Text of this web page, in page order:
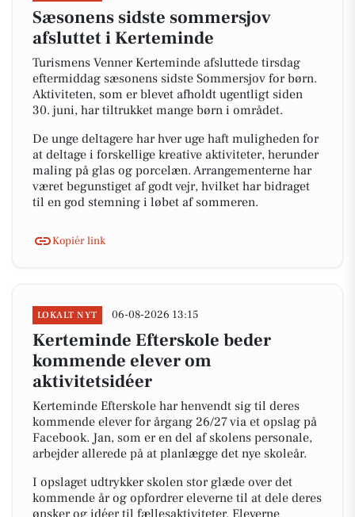
Sæsonens sidste sommersjov
afsluttet i Kerteminde
Turismens Venner Kerteminde afsluttede tirsdag
eftermiddag sæsonens sidste Sommersjov for børn.
Aktiviteten, som er blevet afholdt ugentligt siden
30. juni, har tiltrukket mange børn i området.
De unge deltagere har hver uge haft muligheden for
at deltage i forskellige kreative aktiviteter, herunder
maling på glas og porcelæn. Arrangementerne har
været begunstiget af godt vejr, hvilket har bidraget
til en god stemning i løbet af sommeren.
Kopiér link
LOKALT NYT 06-08-2026 13:15
Kerteminde Efterskole beder
kommende elever om
aktivitetsidéer
Kerteminde Efterskole har henvendt sig til deres
kommende elever for årgang 26/27 via et opslag på
Facebook. Jan, som er en del af skolens personale,
arbejder allerede på at planlægge det nye skoleår.
I opslaget udtrykker skolen stor glæde over det
kommende år og opfordrer eleverne til at dele deres
ønsker og idéer til fællesaktiviteter. Eleverne